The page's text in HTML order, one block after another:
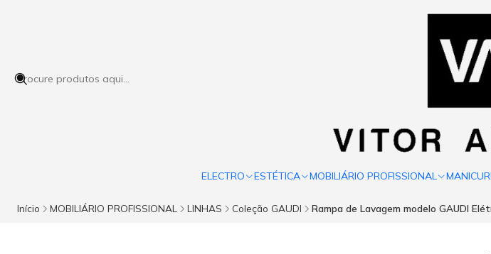
ELECTRO ESTÉTICA MOBILIÁRIO PROFISSIONAL
Início MOBILIÁRIO PROFISSIONAL LINHAS Coleção GAUDI Rampa de Lavagem modelo GAUDI